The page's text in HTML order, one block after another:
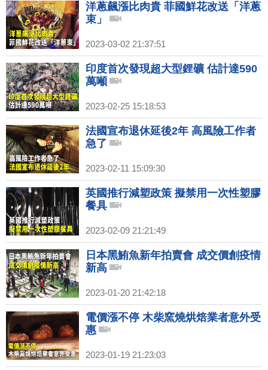
洋蔥飆漲比肉貴 菲國鮮花改送「洋蔥
束」
2023-03-02 21:37:51
印度首次發現超大型鋰礦 估計達590
萬噸
2023-02-25 15:18:53
法國宣布退休延後2年 高風險工作者
急了
2023-02-11 15:09:30
英國推行減塑政策 擬禁用一次性塑膠
餐具
2023-02-09 21:21:49
日本黑鮪魚新年拍賣會 成交價創疫情
新高
2023-01-20 21:42:18
電價漲不停 木柴窯燒烘焙業者意外受
惠
2023-01-19 21:23:03